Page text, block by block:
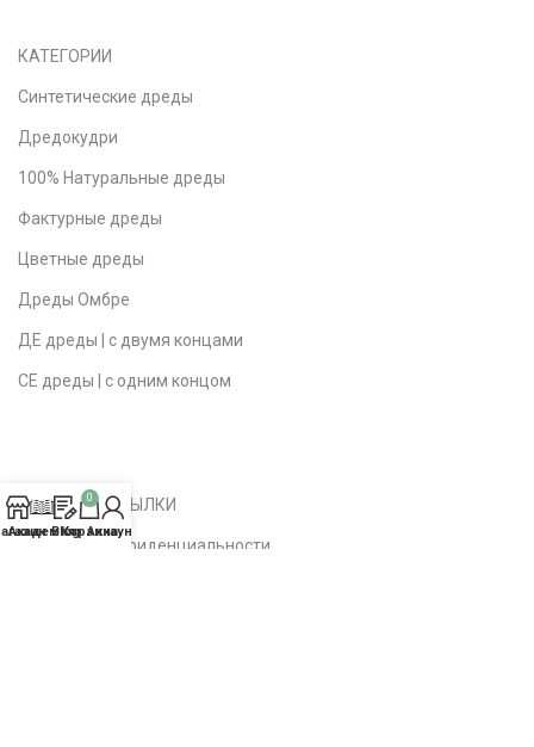
КАТЕГОРИИ
Синтетические дреды
Дредокудри
100% Натуральные дреды
Фактурные дреды
Цветные дреды
Дреды Омбре
ДЕ дреды | с двумя концами
СЕ дреды | с одним концом
ПОЛЕЗНЫЕ ССЫЛКИ
Политика конфиденциальности
Академия
Blog
0
Корзина
Аккаунт